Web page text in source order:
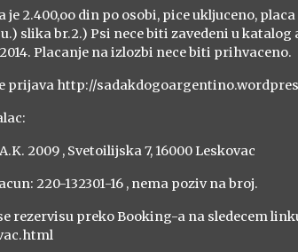
je 2.400,oo din po osobi, pice ukljuceno,
slika br.2.) Psi nece biti zavedeni u
Placanje na izlozbi nece biti prihvaceno.
prijava http://
2009 , Svetoilijska 7, 16000 Leskovac
220-132301-16 , nema poziv na broj.
rezervisu preko Booking-a na sledecem